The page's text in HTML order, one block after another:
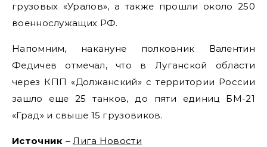
грузовых «Уралов», а также прошли около 250
военнослужащих РФ.
Напомним, накануне полковник Валентин
Федичев отмечал, что в Луганской области
через КПП «Должанский» с территории России
зашло еще 25 танков, до пяти единиц БМ-21
«Град» и свыше 15 грузовиков.
Источник –Лига Новости